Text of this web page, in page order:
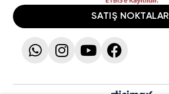
SATIŞ NOKTALARI